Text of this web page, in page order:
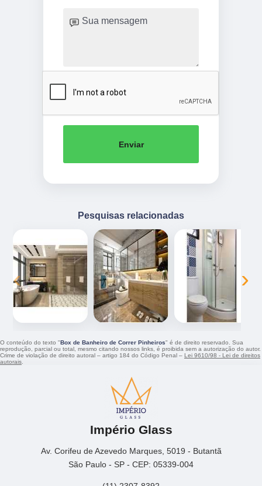
Enviar
Pesquisas relacionadas
‹ ›
O conteúdo do texto "Box de Banheiro de Correr Pinheiros" é de direito reservado. Sua
reprodução, parcial ou total, mesmo citando nossos links, é proibida sem a autorização do autor.
Crime de violação de direito autoral – artigo 184 do Código Penal – Lei 9610/98 - Lei de direitos
autorais
Império Glass
Av. Corifeu de Azevedo Marques, 5019 - Butantã
São Paulo - SP - CEP: 05339-004